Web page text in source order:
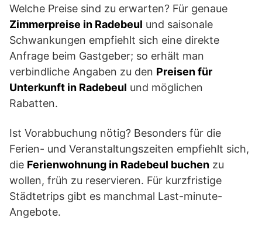
Welche Preise sind zu erwarten? Für genaue
Zimmerpreise in Radebeul und saisonale
Schwankungen empfiehlt sich eine direkte
Anfrage beim Gastgeber; so erhält man
verbindliche Angaben zu den Preisen für
Unterkunft in Radebeul und möglichen
Rabatten.
Ist Vorabbuchung nötig? Besonders für die
Ferien- und Veranstaltungszeiten empfiehlt sich,
die Ferienwohnung in Radebeul buchen zu
wollen, früh zu reservieren. Für kurzfristige
Städtetrips gibt es manchmal Last-minute-
Angebote.